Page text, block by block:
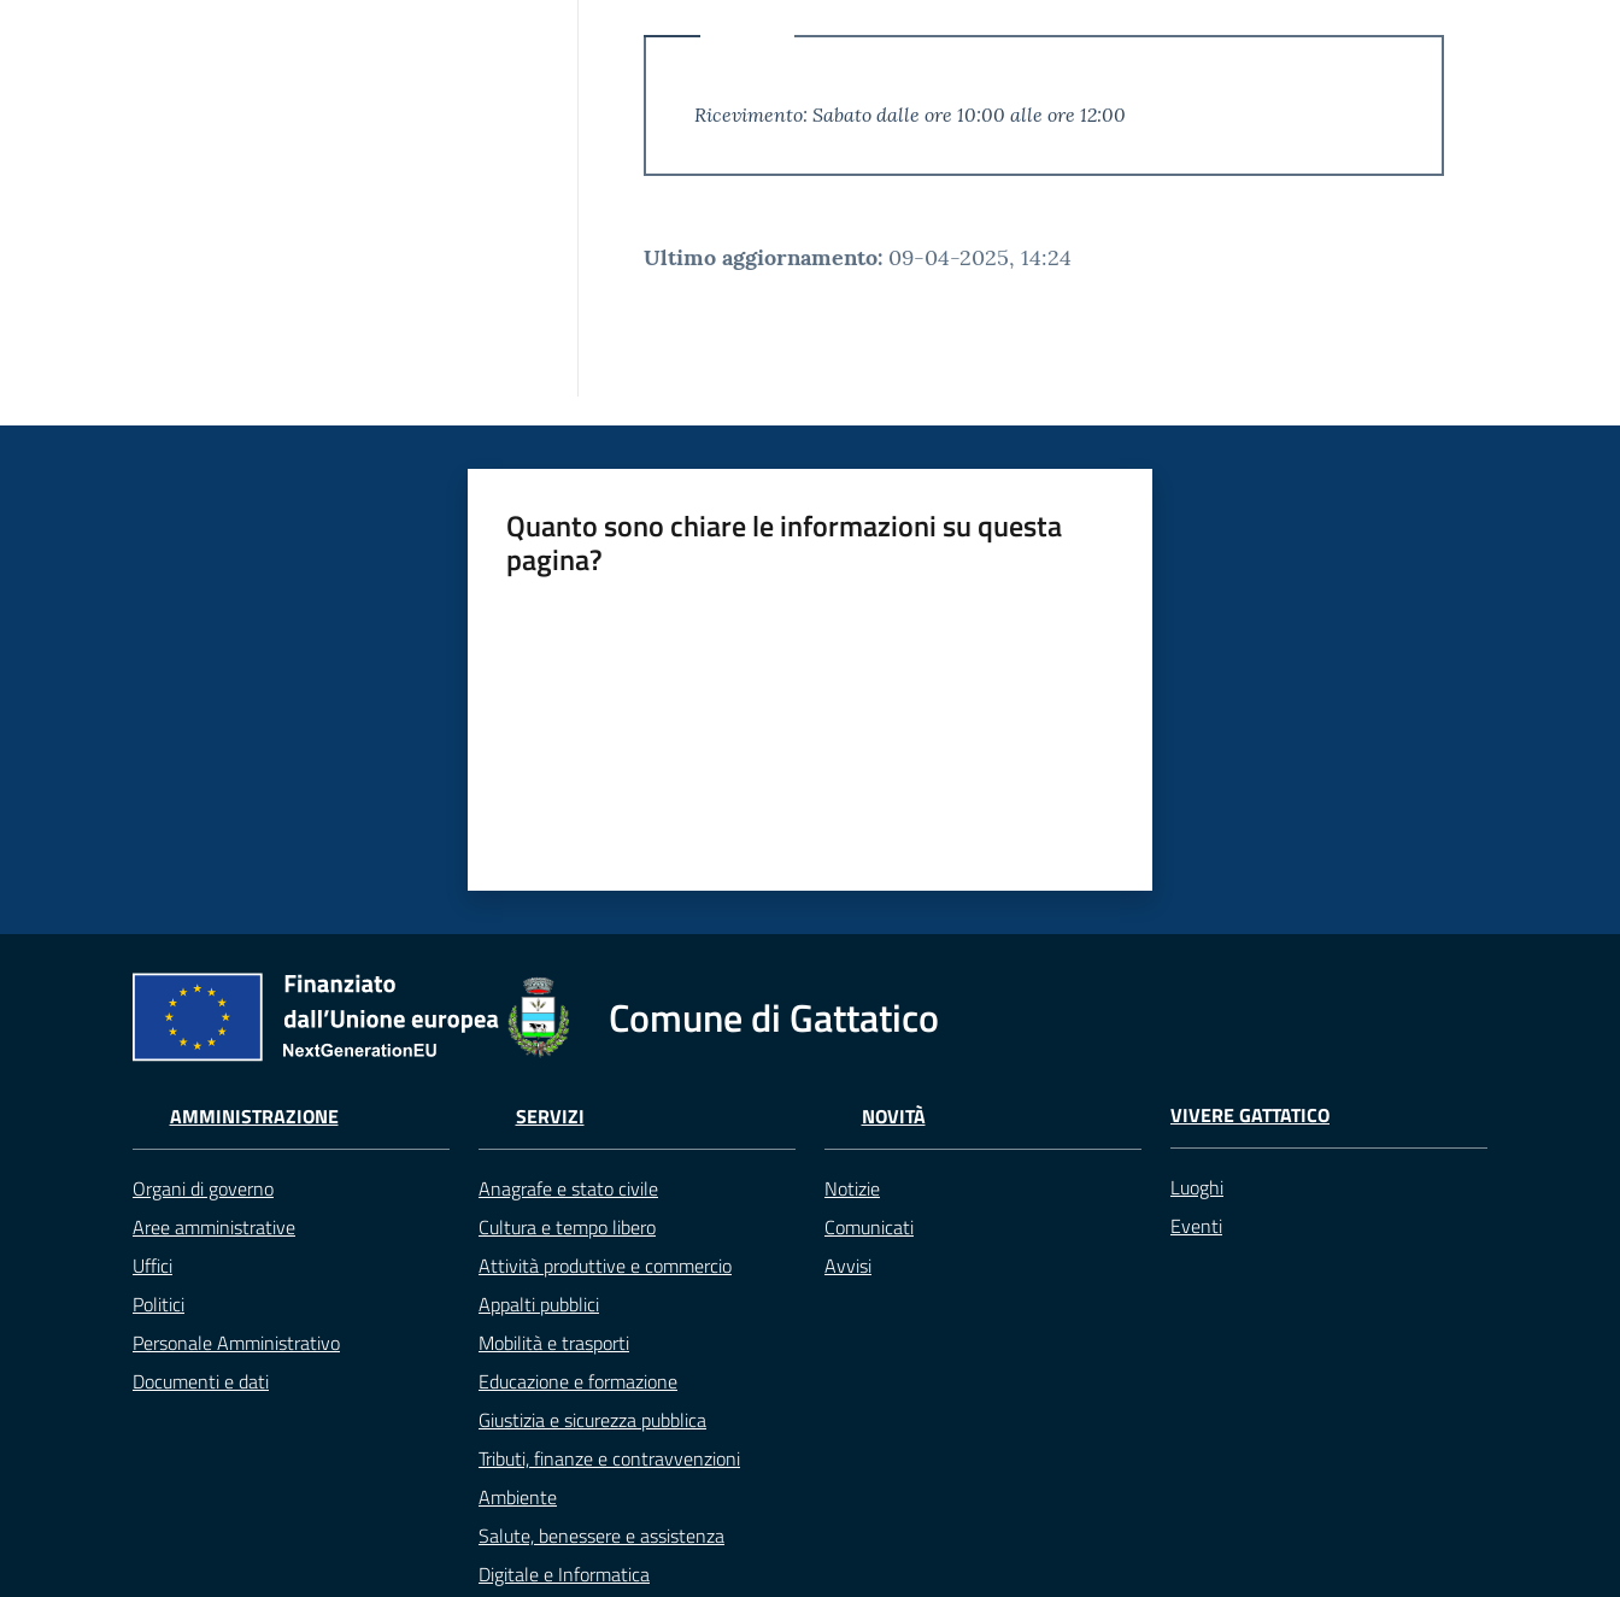
Ricevimento: Sabato dalle ore 10:00 alle ore 12:00
Ultimo aggiornamento: 09-04-2025, 14:24
Quanto sono chiare le informazioni su questa
pagina?
Comune di Gattatico
AMMINISTRAZIONE
Organi di governo
Aree amministrative
Uffici
Politici
Personale Amministrativo
Documenti e dati
SERVIZI
Anagrafe e stato civile
Cultura e tempo libero
Attività produttive e commercio
Appalti pubblici
Mobilità e trasporti
Educazione e formazione
Giustizia e sicurezza pubblica
Tributi, finanze e contravvenzioni
Ambiente
Salute, benessere e assistenza
Digitale e Informatica
NOVITÀ
Notizie
Comunicati
Avvisi
VIVERE GATTATICO
Luoghi
Eventi